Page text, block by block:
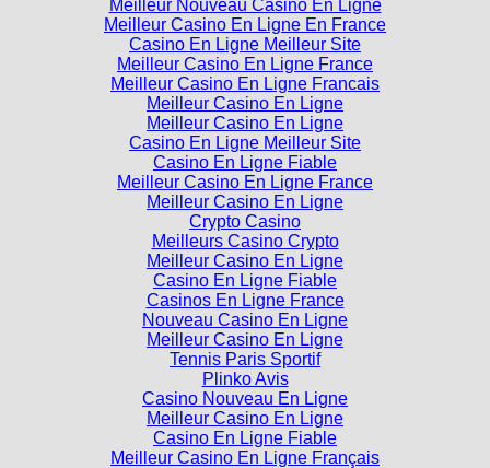
Meilleur Nouveau Casino En Ligne
Meilleur Casino En Ligne En France
Casino En Ligne Meilleur Site
Meilleur Casino En Ligne France
Meilleur Casino En Ligne Francais
Meilleur Casino En Ligne
Meilleur Casino En Ligne
Casino En Ligne Meilleur Site
Casino En Ligne Fiable
Meilleur Casino En Ligne France
Meilleur Casino En Ligne
Crypto Casino
Meilleurs Casino Crypto
Meilleur Casino En Ligne
Casino En Ligne Fiable
Casinos En Ligne France
Nouveau Casino En Ligne
Meilleur Casino En Ligne
Tennis Paris Sportif
Plinko Avis
Casino Nouveau En Ligne
Meilleur Casino En Ligne
Casino En Ligne Fiable
Meilleur Casino En Ligne Français